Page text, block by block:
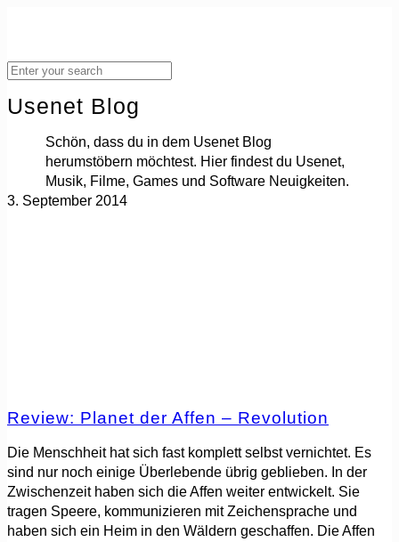
Usenet Blog
Schön, dass du in dem Usenet Blog
herumstöbern möchtest. Hier findest du Usenet,
Musik, Filme, Games und Software Neuigkeiten.
3. September 2014
Review: Planet der Affen – Revolution
Die Menschheit hat sich fast komplett selbst vernichtet. Es
sind nur noch einige Überlebende übrig geblieben. In der
Zwischenzeit haben sich die Affen weiter entwickelt. Sie
tragen Speere, kommunizieren mit Zeichensprache und
haben sich ein Heim in den Wäldern geschaffen. Die Affen